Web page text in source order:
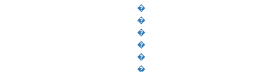
�
�
�
�
�
�